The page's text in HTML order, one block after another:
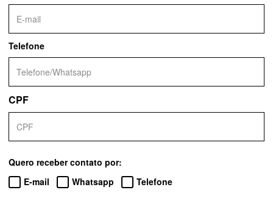
Telefone
CPF
Quero receber contato por:
E-mail
Whatsapp Telefone